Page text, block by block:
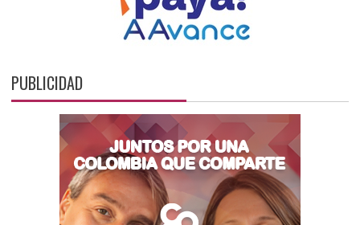
PUBLICIDAD